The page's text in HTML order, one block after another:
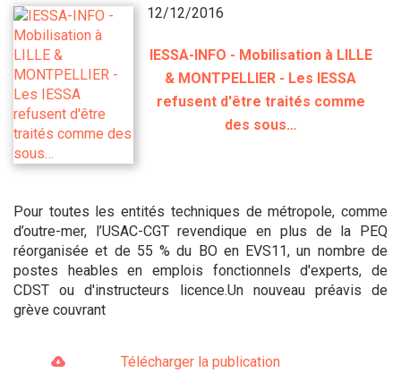
12/12/2016
IESSA-INFO - Mobilisation à LILLE
& MONTPELLIER - Les IESSA
refusent d'être traités comme
des sous…
Pour toutes les entités techniques de métropole, comme
d’outre-mer, l’USAC-CGT revendique en plus de la PEQ
réorganisée et de 55 % du BO en EVS11, un nombre de
postes heables en emplois fonctionnels d'experts, de
CDST ou d'instructeurs licence.Un nouveau préavis de
grève couvrant
Télécharger la publication